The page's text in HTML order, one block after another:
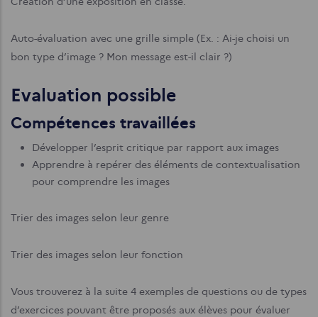
Auto-évaluation avec une grille simple (Ex. : Ai-je choisi un
bon type d’image ? Mon message est-il clair ?)
Evaluation possible
Compétences travaillées
Développer l’esprit critique par rapport aux images
Apprendre à repérer des éléments de contextualisation
pour comprendre les images
Trier des images selon leur genre
Trier des images selon leur fonction
Vous trouverez à la suite 4 exemples de questions ou de types
d’exercices pouvant être proposés aux élèves pour évaluer